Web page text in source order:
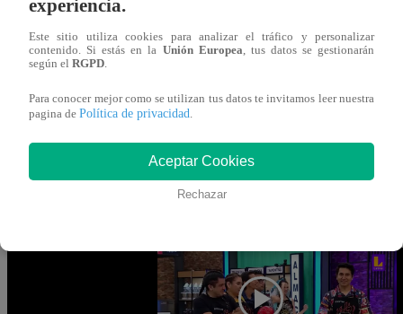
Luego de que los participantes terminar de realizar los
realizar el segundo plato. Como de costumbre, uno de
estaba mencionando lo que los competidores tenían que
acción y nos dejó una curiosa reacción.
Este jueves 14 de diciembre, se transmitió un nuevo
Se enfrentaron Armando Machuca, Mónica Torres,
experiencia.
Este sitio utiliza cookies para analizar el tráfico y personalizar
contenido. Si estás en la Unión Europea, tus datos se gestionarán
según el RGPD.
Para conocer mejor como se utilizan tus datos te invitamos leer nuestra
pagina de Política de privacidad.
Aceptar Cookies
Rechazar